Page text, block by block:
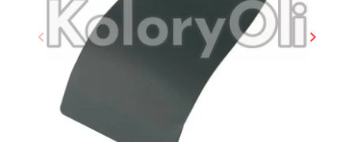
Poprzedni
 